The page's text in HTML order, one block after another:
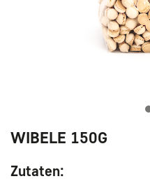
WIBELE 150G
Zutaten: